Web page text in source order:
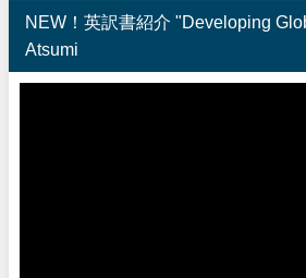
NEW！英訳書紹介 "Developing
Atsumi